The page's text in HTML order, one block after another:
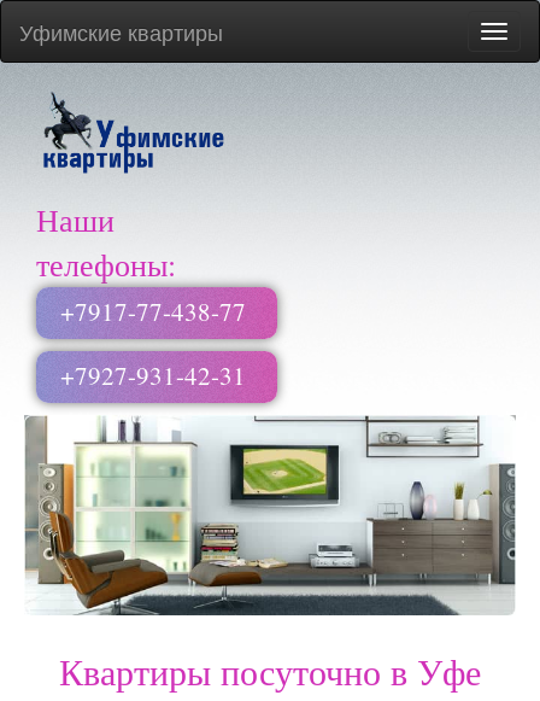
Меню
сайта
Уфимские квартиры
Наши
телефоны:
+7917-77-438-77
+7927-931-42-31
Квартиры посуточно в Уфе